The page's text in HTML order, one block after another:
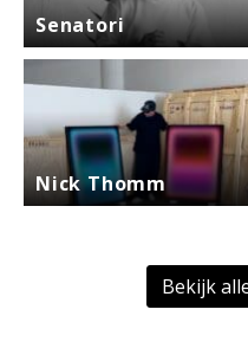
Senatori
Nick Thomm
Bekijk